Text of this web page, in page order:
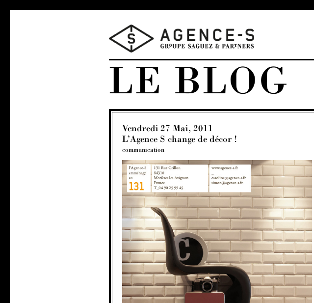
LE BLOG
Vendredi 27 Mai, 2011
L’Agence S change de décor !
communication